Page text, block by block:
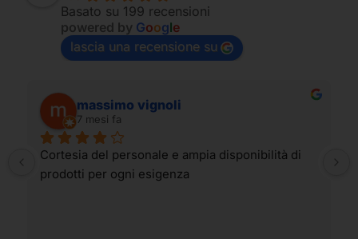
Basato su 199 recensioni
powered by Google
lascia una recensione su
massimo vignoli
7 mesi fa
Cortesia del personale e ampia disponibilità di
prodotti per ogni esigenza